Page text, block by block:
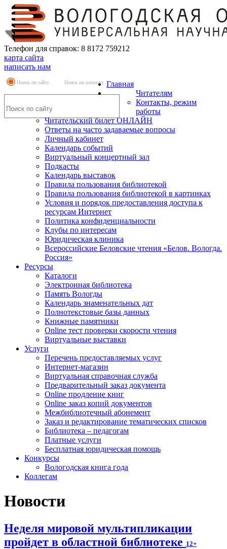
Телефон для справок: 8 8172 759212
карта сайта
написать нам
Поиск по сайту Поиск по каталогу Главная
Читателям
Контакты, режим
работы
Читательский билет ОНЛАЙН
Ответы на часто задаваемые вопросы
Личный кабинет
Календарь событий
Виртуальный концертный зал
Подкасты
Календарь выставок
Правила пользования библиотекой
Правила пользования библиотекой в картинках
Условия и порядок предоставления доступа к
ресурсам Интернет
Политика конфиденциальности
Клубы по интересам
Юридическая клиника
Всероссийские Беловские чтения «Белов. Вологда.
Россия»
Ресурсы
Каталоги
Электронная библиотека
Память Вологды
Календарь знаменательных дат
Полнотекстовые базы данных
Книжные памятники
Online тест проверки скорости чтения
Виртуальные выставки
Услуги
Перечень предоставляемых услуг
Интернет-магазин
Виртуальная справочная служба
Предварительный заказ документа
Online продление книг
Online заказ копий документов
Межбиблиотечный абонемент
Заказ и редактирование тематических списков
Библиотека – педагогам
Платные услуги
Бесплатная юридическая помощь
Конкурсы
Вологодская книга года
Коллегам
Новости
Неделя мировой мультипликации
пройдет в областной библиотеке 12+